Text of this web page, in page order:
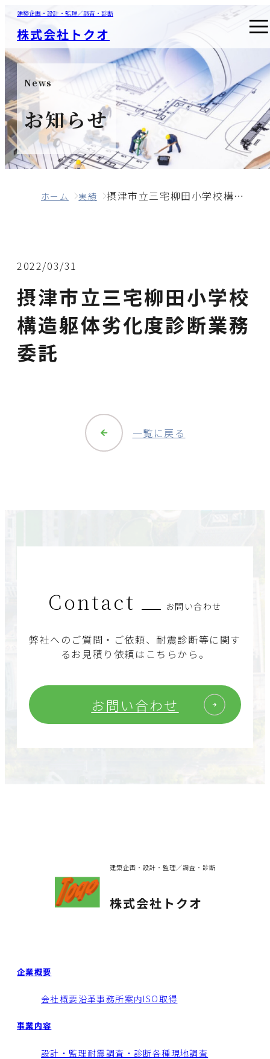
建築企画・設計・監理／調査・診断
株式会社トクオ
News
お知らせ
ホーム 実績 摂津市立三宅柳田小学校構造躯体劣化度診断業務委託
2022/03/31
摂津市立三宅柳田小学校
構造躯体劣化度診断業務
委託
一覧に戻る
Contact お問い合わせ
弊社へのご質問・ご依頼、耐震診断等に関す
るお見積り依頼はこちらから。
お問い合わせ
建築企画・設計・監理／調査・診断
株式会社トクオ
企業概要
会社概要沿革事務所案内ISO取得
事業内容
設計・監理耐震調査・診断各種現地調査